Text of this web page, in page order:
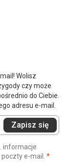
Wolisz
czy może
do Ciebie.
adresu e-mail.
Zapisz się
informacje
e-mail. *